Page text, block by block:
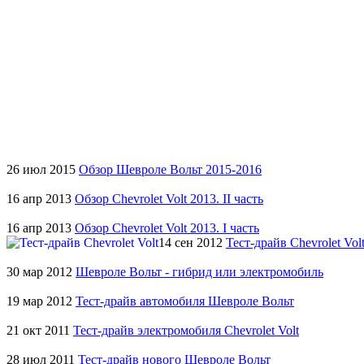
26 июл 2015 Обзор Шевроле Вольт 2015-2016
16 апр 2013 Обзор Chevrolet Volt 2013. II часть
16 апр 2013 Обзор Chevrolet Volt 2013. I часть
14 сен 2012 Тест-драйв Chevrolet Volt
30 мар 2012 Шевроле Вольт - гибрид или электромобиль
19 мар 2012 Тест-драйв автомобиля Шевроле Вольт
21 окт 2011 Тест-драйв электромобиля Chevrolet Volt
28 июл 2011 Тест-драйв нового Шевроле Вольт